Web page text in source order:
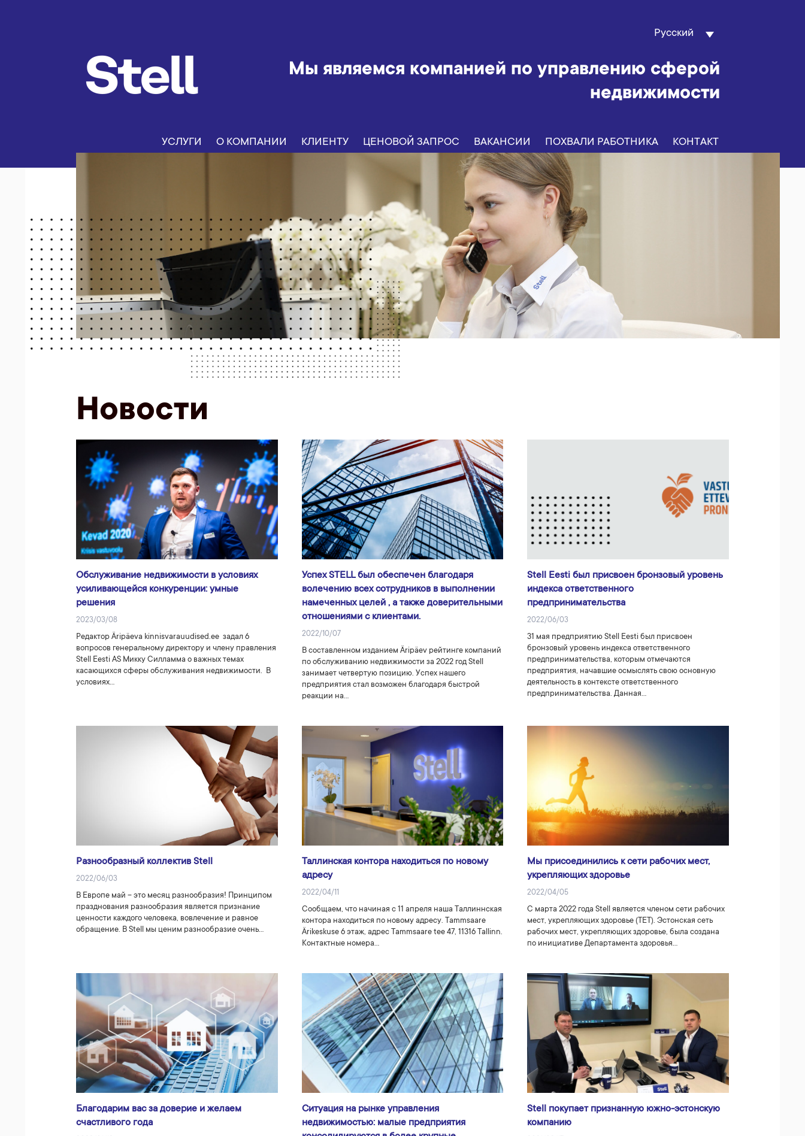
Русский
Мы являемся компанией по управлению сферой
недвижимости
УСЛУГИ О КОМПАНИИ КЛИЕНТУ ЦЕНОВОЙ ЗАПРОС ВАКАНСИИ ПОХВАЛИ РАБОТНИКА КOНТAКТ
Новости
Обслуживание недвижимости в условиях
усиливающейся конкуренции: умные
решения
2023/03/08
Редактор Äripäeva kinnisvarauudised.ee задал 6
вопросов генеральному директору и члену правления
Stell Eesti AS Микку Силламма о важных темах
касающихся сферы обслуживания недвижимости. В
условиях…
Успех STELL был обеспечен благодаря
волечению всех сотрудников в выполнении
намеченных целей , а также доверительными
отношениями с клиентами.
2022/10/07
В составленном изданием Äripäev рейтинге компаний
по обслуживанию недвижимости за 2022 год Stell
занимает четвертую позицию. Успех нашего
предприятия стал возможен благодаря быстрой
реакции на…
Stell Eesti был присвоен бронзовый уровень
индекса ответственного
предпринимательства
2022/06/03
31 мая предприятию Stell Eesti был присвоен
бронзовый уровень индекса ответственного
предпринимательства, которым отмечаются
предприятия, начавшие осмыслять свою основную
деятельность в контексте ответственного
предпринимательства. Данная…
Разнообразный коллектив Stell
2022/06/03
В Европе май – это месяц разнообразия! Принципом
празднования разнообразия является признание
ценности каждого человека, вовлечение и равное
обращение. В Stell мы ценим разнообразие очень…
Таллинская контора находиться по новому
адресу
2022/04/11
Сообщаем, что начиная с 11 апреля наша Таллиннская
контора находиться по новому адресу. Tammsaare
Ärikeskuse 6 этаж, адрес Tammsaare tee 47, 11316 Tallinn.
Контактные номера…
Мы присоединились к сети рабочих мест,
укрепляющих здоровье
2022/04/05
С марта 2022 года Stell является членом сети рабочих
мест, укрепляющих здоровье (TET). Эстонская сеть
рабочих мест, укрепляющих здоровье, была создана
по инициативе Департамента здоровья…
Благодарим вас за доверие и желаем
счастливого года
Ситуация на рынке управления
недвижимостью: малые предприятия
Stell покупает признанную южно-эстонскую
компанию